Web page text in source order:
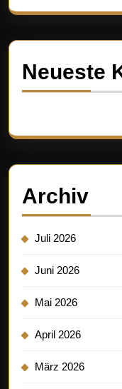
Neueste
Archiv
Juli 2026
Juni 2026
Mai 2026
April 2026
März 2026